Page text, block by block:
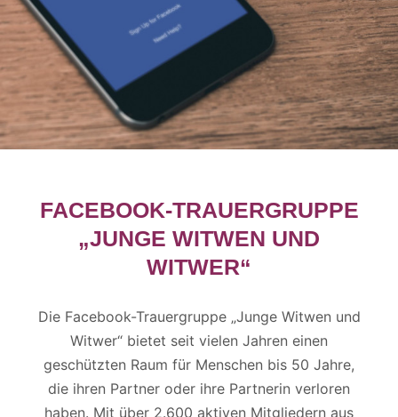
FACEBOOK-TRAUERGRUPPE
„JUNGE WITWEN UND
WITWER“
Die Facebook-Trauergruppe „Junge Witwen und
Witwer“ bietet seit vielen Jahren einen
geschützten Raum für Menschen bis 50 Jahre,
die ihren Partner oder ihre Partnerin verloren
haben. Mit über 2.600 aktiven Mitgliedern aus